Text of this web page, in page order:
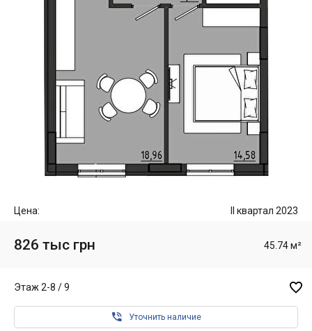
Цена: II квартал 2023
826 тыс грн 45.74 м²
Этаж 2-8 / 9 
 Уточнить наличие